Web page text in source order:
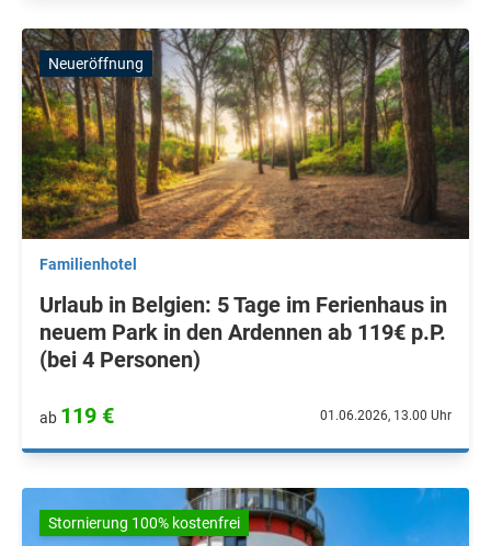
Neueröffnung
Familienhotel
Urlaub in Belgien: 5 Tage im Ferienhaus in
neuem Park in den Ardennen ab 119€ p.P.
(bei 4 Personen)
ab 119 € 01.06.2026, 13.00 Uhr
Stornierung 100% kostenfrei